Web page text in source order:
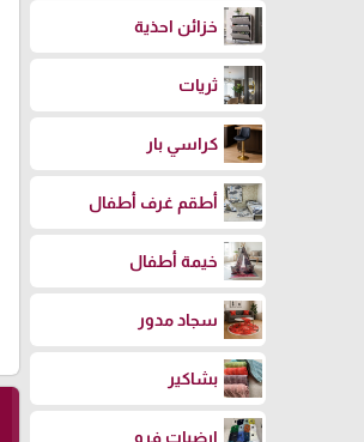
خزائن احذية
ثريات
كراسي بار
أطقم غرف أطفال
خيمة أطفال
سجاد مدور
بشاكير
ارضيات فرو